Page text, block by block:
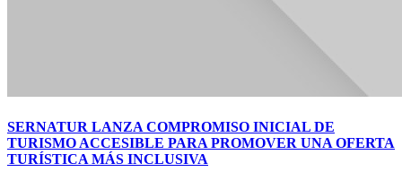
SERNATUR LANZA COMPROMISO INICIAL DE
TURISMO ACCESIBLE PARA PROMOVER UNA OFERTA
TURÍSTICA MÁS INCLUSIVA